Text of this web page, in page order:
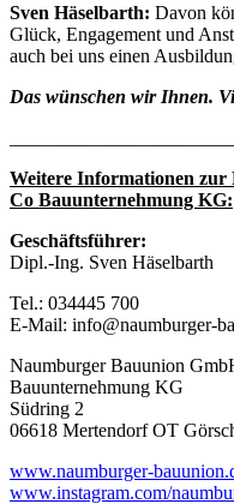
Sven Häselbarth: Davon
Glück, Engagement und
auch bei uns einen
Das wünschen wir Ihnen.
Weitere Informationen
Co Bauunternehmung KG:
Geschäftsführer:
Dipl.-Ing. Sven Häselbarth
Tel.: 034445 700
E-Mail: info@naumburger-
Naumburger Bauunion
Bauunternehmung KG
Südring 2
06618 Mertendorf OT
www.naumburger-
www.instagram.com/